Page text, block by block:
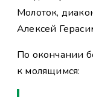
Молоток,
Алексей
По окончании
к молящимся: